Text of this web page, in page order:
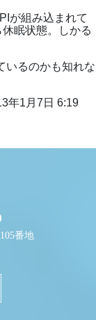
が組み込まれて
眠状態。しかる
いるのかも知れな
年1月7日 6:19
番地